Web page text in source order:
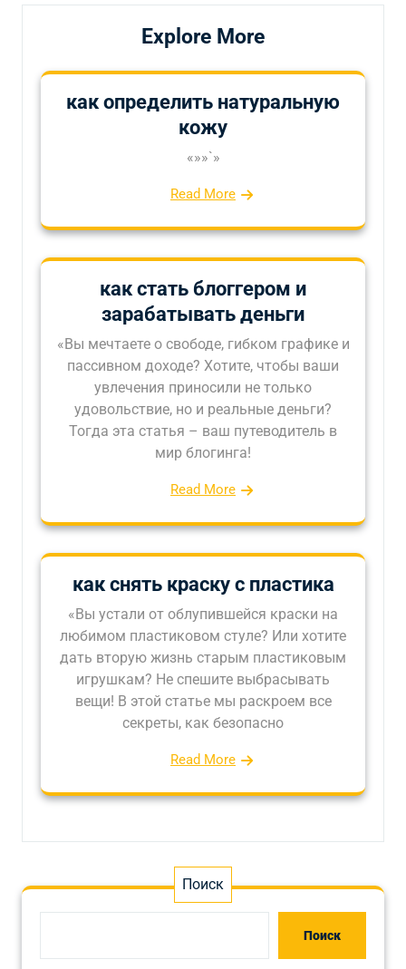
Explore More
как определить натуральную
кожу
«»»`»
Read More
как стать блоггером и
зарабатывать деньги
«Вы мечтаете о свободе, гибком графике и
пассивном доходе? Хотите, чтобы ваши
увлечения приносили не только
удовольствие, но и реальные деньги?
Тогда эта статья – ваш путеводитель в
мир блогинга!
Read More
как снять краску с пластика
«Вы устали от облупившейся краски на
любимом пластиковом стуле? Или хотите
дать вторую жизнь старым пластиковым
игрушкам? Не спешите выбрасывать
вещи! В этой статье мы раскроем все
секреты, как безопасно
Read More
Поиск
Поиск